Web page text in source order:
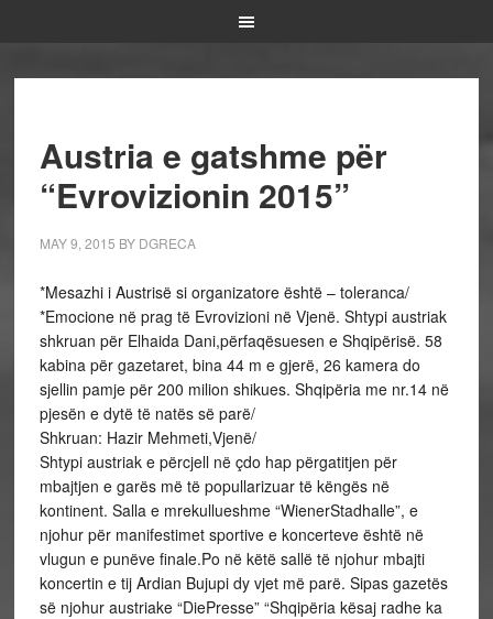
Austria e gatshme për
“Evrovizionin 2015”
MAY 9, 2015 BY DGRECA
*Mesazhi i Austrisë si organizatore është – toleranca/
*Emocione në prag të Evrovizioni në Vjenë. Shtypi austriak
shkruan për Elhaida Dani,përfaqësuesen e Shqipërisë. 58
kabina për gazetaret, bina 44 m e gjerë, 26 kamera do
sjellin pamje për 200 milion shikues. Shqipëria me nr.14 në
pjesën e dytë të natës së parë/
Shkruan: Hazir Mehmeti,Vjenë/
Shtypi austriak e përcjell në çdo hap përgatitjen për
mbajtjen e garës më të popullarizuar të këngës në
kontinent. Salla e mrekullueshme “WienerStadhalle”, e
njohur për manifestimet sportive e koncerteve është në
vlugun e punëve finale.Po në këtë sallë të njohur mbajti
koncertin e tij Ardian Bujupi dy vjet më parë. Sipas gazetës
së njohur austriake “DiePresse” “Shqipëria kësaj radhe ka